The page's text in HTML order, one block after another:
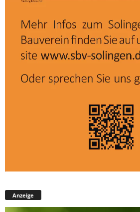
Anzeige